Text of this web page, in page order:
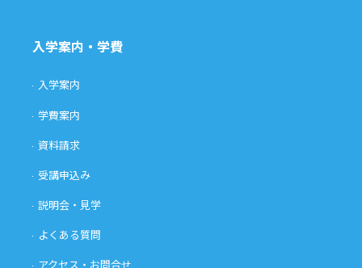
入学案内・学費
入学案内
学費案内
資料請求
受講申込み
説明会・見学
よくある質問
アクセス・お問合せ